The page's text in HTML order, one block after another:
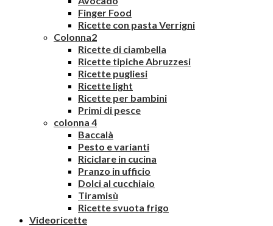
Finger Food
Ricette con pasta Verrigni
Colonna2
Ricette di ciambella
Ricette tipiche Abruzzesi
Ricette pugliesi
Ricette light
Ricette per bambini
Primi di pesce
colonna 4
Baccalà
Pesto e varianti
Riciclare in cucina
Pranzo in ufficio
Dolci al cucchiaio
Tiramisù
Ricette svuota frigo
Videoricette